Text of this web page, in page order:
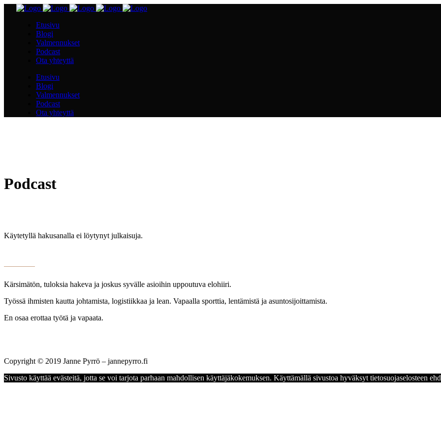
Etusivu
Blogi
Valmennukset
Podcast
Ota yhteyttä
Etusivu
Blogi
Valmennukset
Podcast
Ota yhteyttä
Podcast
Käytetyllä hakusanalla ei löytynyt julkaisuja.
Kärsimätön, tuloksia hakeva ja joskus syvälle asioihin uppoutuva elohiiri.
Työssä ihmisten kautta johtamista, logistiikkaa ja lean. Vapaalla sporttia, lentämistä ja asuntosijoittamista.
En osaa erottaa työtä ja vapaata.
Copyright © 2019 Janne Pyrrö – jannepyrro.fi
Sivusto käyttää evästeitä, jotta se voi tarjota parhaan mahdollisen käyttäjäkokemuksen. Käyttämällä sivustoa hyväksyt tietosuojaselosteen